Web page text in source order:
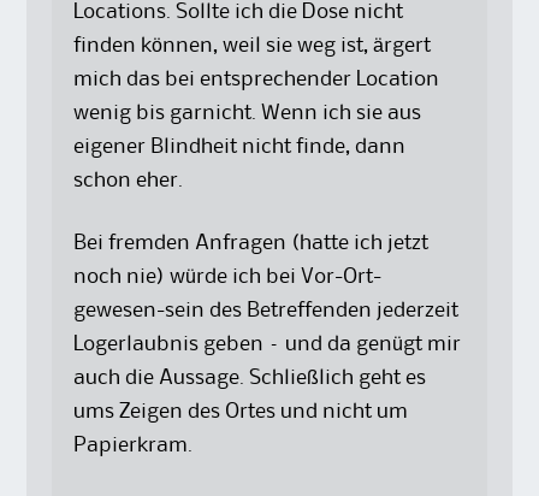
Locations. Sollte ich die Dose nicht
finden können, weil sie weg ist, ärgert
mich das bei entsprechender Location
wenig bis garnicht. Wenn ich sie aus
eigener Blindheit nicht finde, dann
schon eher.
Bei fremden Anfragen (hatte ich jetzt
noch nie) würde ich bei Vor-Ort-
gewesen-sein des Betreffenden jederzeit
Logerlaubnis geben – und da genügt mir
auch die Aussage. Schließlich geht es
ums Zeigen des Ortes und nicht um
Papierkram.